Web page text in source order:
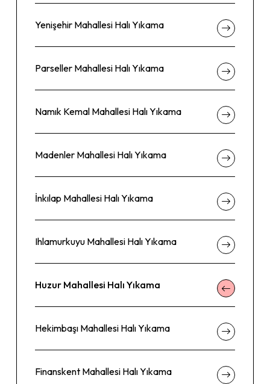
Yenişehir Mahallesi Halı Yıkama
Parseller Mahallesi Halı Yıkama
Namık Kemal Mahallesi Halı Yıkama
Madenler Mahallesi Halı Yıkama
İnkılap Mahallesi Halı Yıkama
Ihlamurkuyu Mahallesi Halı Yıkama
Huzur Mahallesi Halı Yıkama
Hekimbaşı Mahallesi Halı Yıkama
Finanskent Mahallesi Halı Yıkama